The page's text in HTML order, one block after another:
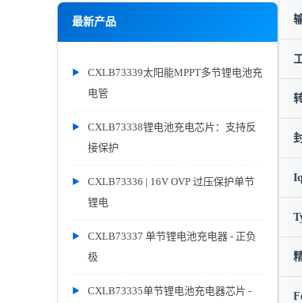
最新产品
CXLB73339太阳能MPPT多节锂电池充
电管
CXLB73338锂电池充电芯片：支持反
接保护
CXLB73336 | 16V OVP 过压保护单节
锂电
CXLB73337 单节锂电池充电器 - 正负
极
CXLB73335单节锂电池充电器芯片 -
Iq